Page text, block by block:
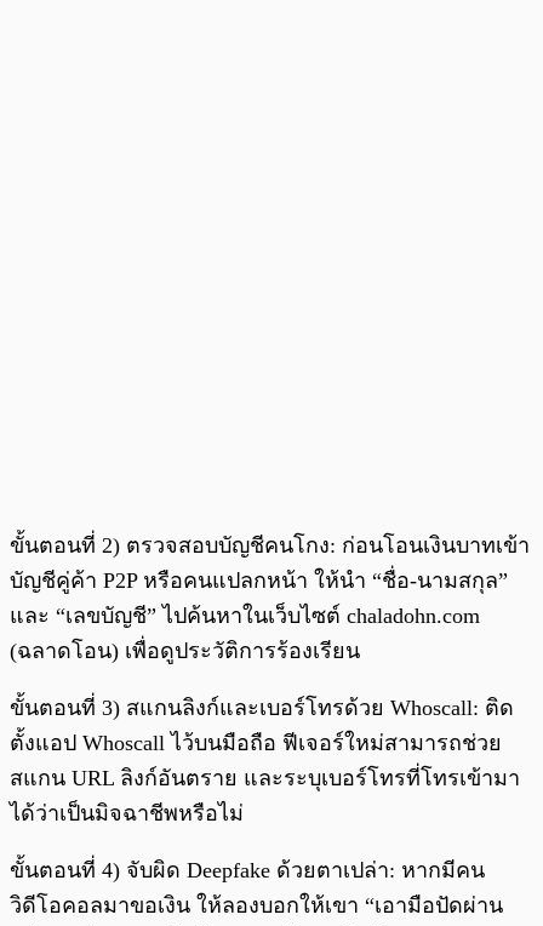
ขั้นตอนที่ 2) ตรวจสอบบัญชีคนโกง: ก่อนโอนเงินบาทเข้า
บัญชีคู่ค้า P2P หรือคนแปลกหน้า ให้นำ “ชื่อ-นามสกุล”
และ “เลขบัญชี” ไปค้นหาในเว็บไซต์ chaladohn.com
(ฉลาดโอน) เพื่อดูประวัติการร้องเรียน
ขั้นตอนที่ 3) สแกนลิงก์และเบอร์โทรด้วย Whoscall: ติด
ตั้งแอป Whoscall ไว้บนมือถือ ฟีเจอร์ใหม่สามารถช่วย
สแกน URL ลิงก์อันตราย และระบุเบอร์โทรที่โทรเข้ามา
ได้ว่าเป็นมิจฉาชีพหรือไม่
ขั้นตอนที่ 4) จับผิด Deepfake ด้วยตาเปล่า: หากมีคน
วิดีโอคอลมาขอเงิน ให้ลองบอกให้เขา “เอามือปัดผ่าน